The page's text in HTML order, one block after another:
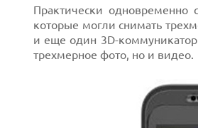
Практически
которые могли снимать
и еще один 3D-
трехмерное фото, но и видео.